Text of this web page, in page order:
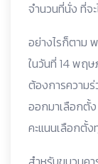
จำนวนที่นั่ง ที่จ
อย่างไรก็ตาม
ในวันที่ 14 พฤษ
ต้องการความ
ออกมาเลือกตั้ง
คะแนนเลือกตั้